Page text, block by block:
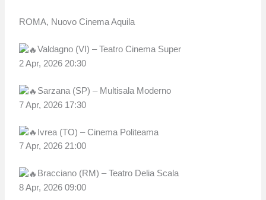
ROMA, Nuovo Cinema Aquila
Valdagno (VI) – Teatro Cinema Super
2 Apr, 2026 20:30
Sarzana (SP) – Multisala Moderno
7 Apr, 2026 17:30
Ivrea (TO) – Cinema Politeama
7 Apr, 2026 21:00
Bracciano (RM) – Teatro Delia Scala
8 Apr, 2026 09:00